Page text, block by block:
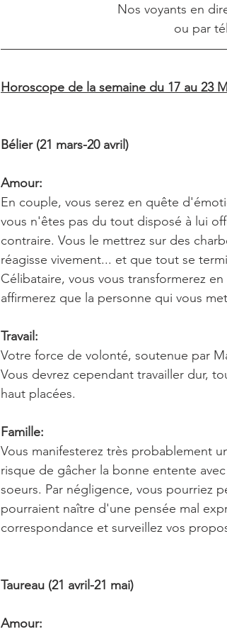
Nos voyants en
Horoscope de la semaine du 17 au 23
Bélier (21 mars-20 avril)
Amour:
En couple, vous serez en quête
vous n'êtes pas du tout disposé à lui
contraire. Vous le mettrez sur des
réagisse vivement... et que tout se
Célibataire, vous vous transformerez
affirmerez que la personne qui vous
Travail:
Votre force de volonté, soutenue par
Vous devrez cependant travailler dur,
haut placées.
Famille:
Vous manifesterez très probablement
risque de gâcher la bonne entente
soeurs. Par négligence, vous pourriez
pourraient naître d'une pensée mal
correspondance et surveillez vos
Taureau (21 avril-21 mai)
Amour: